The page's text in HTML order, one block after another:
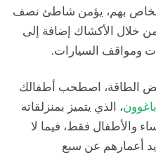
الخاص بهم، يؤمن شاطئ نصف
من خلال الأكشاك إضافة إلى
ومواقف السيارات.
الطاقة، اصطحب أطفالك
، الذي يتميز بمنزلقاته
والأطفال فقط، فيما لا
أعمارهم عن سبع